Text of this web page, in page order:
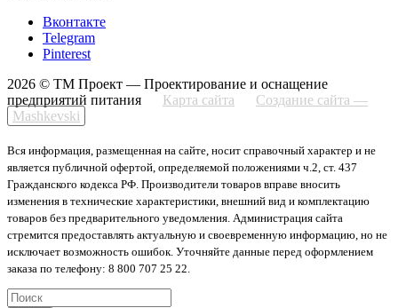
Вконтакте
Telegram
Pinterest
2026 © ТМ Проект — Проектирование и оснащение
предприятий питания
Карта сайта
Создание сайта —
Mashkevski
Вся информация, размещенная на сайте, носит справочный характер и не
является публичной офертой, определяемой положениями ч.2, ст. 437
Гражданского кодекса РФ. Производители товаров вправе вносить
изменения в технические характеристики, внешний вид и комплектацию
товаров без предварительного уведомления. Администрация сайта
стремится предоставлять актуальную и своевременную информацию, но не
исключает возможность ошибок. Уточняйте данные перед оформлением
заказа по телефону: 8 800 707 25 22.